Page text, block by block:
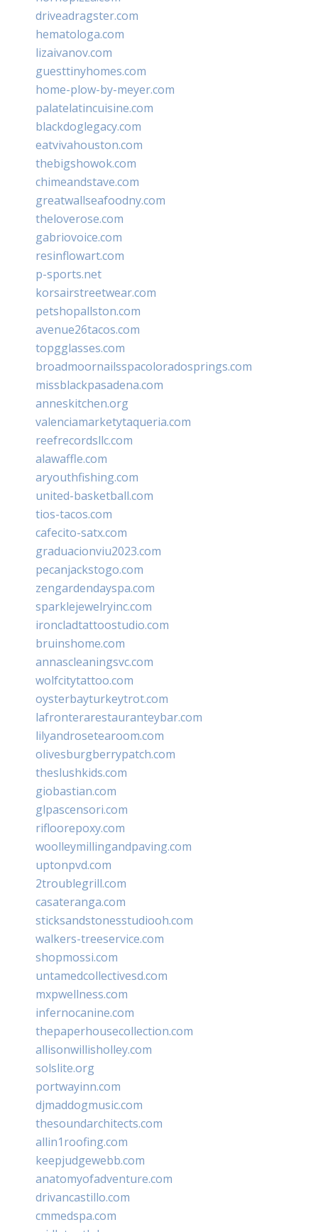
driveadragster.com
hematologa.com
lizaivanov.com
guesttinyhomes.com
home-plow-by-meyer.com
palatelatincuisine.com
blackdoglegacy.com
eatvivahouston.com
thebigshowok.com
chimeandstave.com
greatwallseafoodny.com
theloverose.com
gabriovoice.com
resinflowart.com
p-sports.net
korsairstreetwear.com
petshopallston.com
avenue26tacos.com
topgglasses.com
broadmoornailsspacoloradosprings.com
missblackpasadena.com
anneskitchen.org
valenciamarketytaqueria.com
reefrecordsllc.com
alawaffle.com
aryouthfishing.com
united-basketball.com
tios-tacos.com
cafecito-satx.com
graduacionviu2023.com
pecanjackstogo.com
zengardendayspa.com
sparklejewelryinc.com
ironcladtattoostudio.com
bruinshome.com
annascleaningsvc.com
wolfcitytattoo.com
oysterbayturkeytrot.com
lafronterarestauranteybar.com
lilyandrosetearoom.com
olivesburgberrypatch.com
theslushkids.com
giobastian.com
glpascensori.com
rifloorepoxy.com
woolleymillingandpaving.com
uptonpvd.com
2troublegrill.com
casateranga.com
sticksandstonesstudiooh.com
walkers-treeservice.com
shopmossi.com
untamedcollectivesd.com
mxpwellness.com
infernocanine.com
thepaperhousecollection.com
allisonwillisholley.com
solslite.org
portwayinn.com
djmaddogmusic.com
thesoundarchitects.com
allin1roofing.com
keepjudgewebb.com
anatomyofadventure.com
drivancastillo.com
cmmedspa.com